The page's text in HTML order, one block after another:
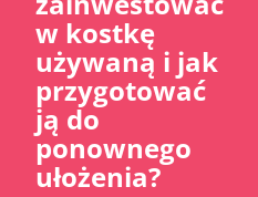
w kostkę
używaną i jak
przygotować
ją do
ponownego
ułożenia?